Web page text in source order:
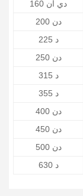
دي ان 160
دن 200
د 225
دن 250
د 315
د 355
دن 400
دن 450
دن 500
د 630